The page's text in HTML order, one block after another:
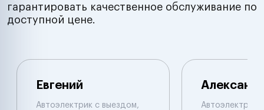
гарантировать качественное обслуживание по
доступной цене.
Евгений
Автоэлектрик с выездом,
Автоэлектрик